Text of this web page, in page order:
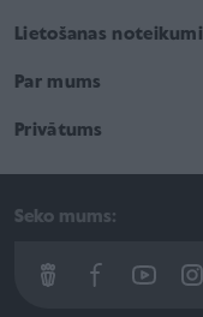
Lietošanas noteikumi
Par mums
Privātums
Seko mums: